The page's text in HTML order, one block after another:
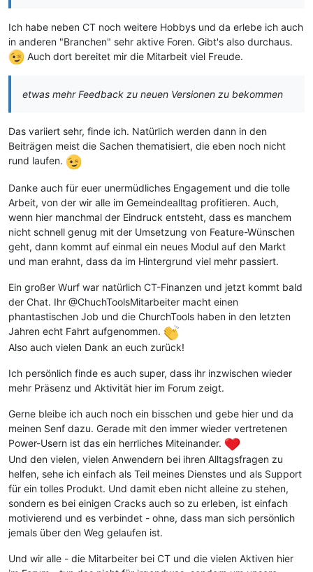
Ich habe neben CT noch weitere Hobbys und da erlebe ich auch
in anderen "Branchen" sehr aktive Foren. Gibt's also durchaus.
Auch dort bereitet mir die Mitarbeit viel Freude.
etwas mehr Feedback zu neuen Versionen zu bekommen
Das variiert sehr, finde ich. Natürlich werden dann in den
Beiträgen meist die Sachen thematisiert, die eben noch nicht
rund laufen.
Danke auch für euer unermüdliches Engagement und die tolle
Arbeit, von der wir alle im Gemeindealltag profitieren. Auch,
wenn hier manchmal der Eindruck entsteht, dass es manchem
nicht schnell genug mit der Umsetzung von Feature-Wünschen
geht, dann kommt auf einmal ein neues Modul auf den Markt
und man erahnt, dass da im Hintergrund viel mehr passiert.
Ein großer Wurf war natürlich CT-Finanzen und jetzt kommt bald
der Chat. Ihr @ChuchToolsMitarbeiter macht einen
phantastischen Job und die ChurchTools haben in den letzten
Jahren echt Fahrt aufgenommen.
Also auch vielen Dank an euch zurück!
Ich persönlich finde es auch super, dass ihr inzwischen wieder
mehr Präsenz und Aktivität hier im Forum zeigt.
Gerne bleibe ich auch noch ein bisschen und gebe hier und da
meinen Senf dazu. Gerade mit den immer wieder vertretenen
Power-Usern ist das ein herrliches Miteinander.
Und den vielen, vielen Anwendern bei ihren Alltagsfragen zu
helfen, sehe ich einfach als Teil meines Dienstes und als Support
für ein tolles Produkt. Und damit eben nicht alleine zu stehen,
sondern es bei einigen Cracks auch so zu erleben, ist einfach
motivierend und es verbindet - ohne, dass man sich persönlich
jemals über den Weg gelaufen ist.
Und wir alle - die Mitarbeiter bei CT und die vielen Aktiven hier